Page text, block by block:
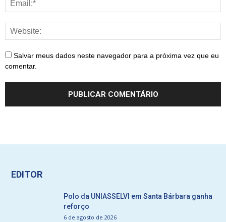
Salvar meus dados neste navegador para a próxima vez que eu
comentar.
EDITOR
Polo da UNIASSELVI em Santa Bárbara ganha
reforço
6 de agosto de 2026